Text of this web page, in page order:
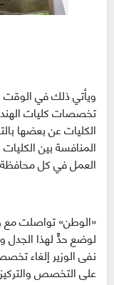
ويأتي ذلك في الوقت
تخصصات كليات
الكليات عن بعضها
المنافسة بين
العمل في كل محافظة
«الوطن» تواصلت مع
لوضع حدٍّ لهذا الجدل
نفى الوزير إلغاء
على التخصص